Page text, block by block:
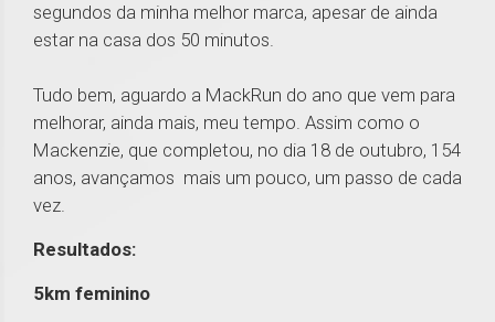
segundos da minha melhor marca, apesar de ainda
estar na casa dos 50 minutos.
Tudo bem, aguardo a MackRun do ano que vem para
melhorar, ainda mais, meu tempo. Assim como o
Mackenzie, que completou, no dia 18 de outubro, 154
anos, avançamos mais um pouco, um passo de cada
vez.
Resultados:
5km feminino